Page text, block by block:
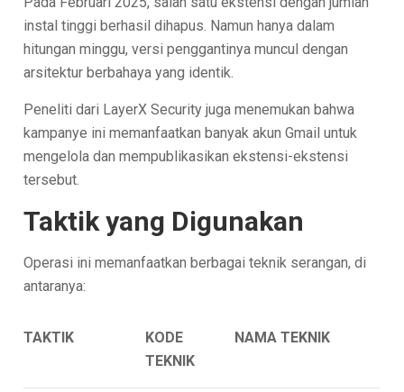
instal tinggi berhasil dihapus. Namun hanya dalam
hitungan minggu, versi penggantinya muncul dengan
arsitektur berbahaya yang identik.
Peneliti dari LayerX Security juga menemukan bahwa
kampanye ini memanfaatkan banyak akun Gmail untuk
mengelola dan mempublikasikan ekstensi-ekstensi
tersebut.
Taktik yang Digunakan
Operasi ini memanfaatkan berbagai teknik serangan, di
antaranya:
TAKTIK
KODE
TEKNIK
NAMA TEKNIK